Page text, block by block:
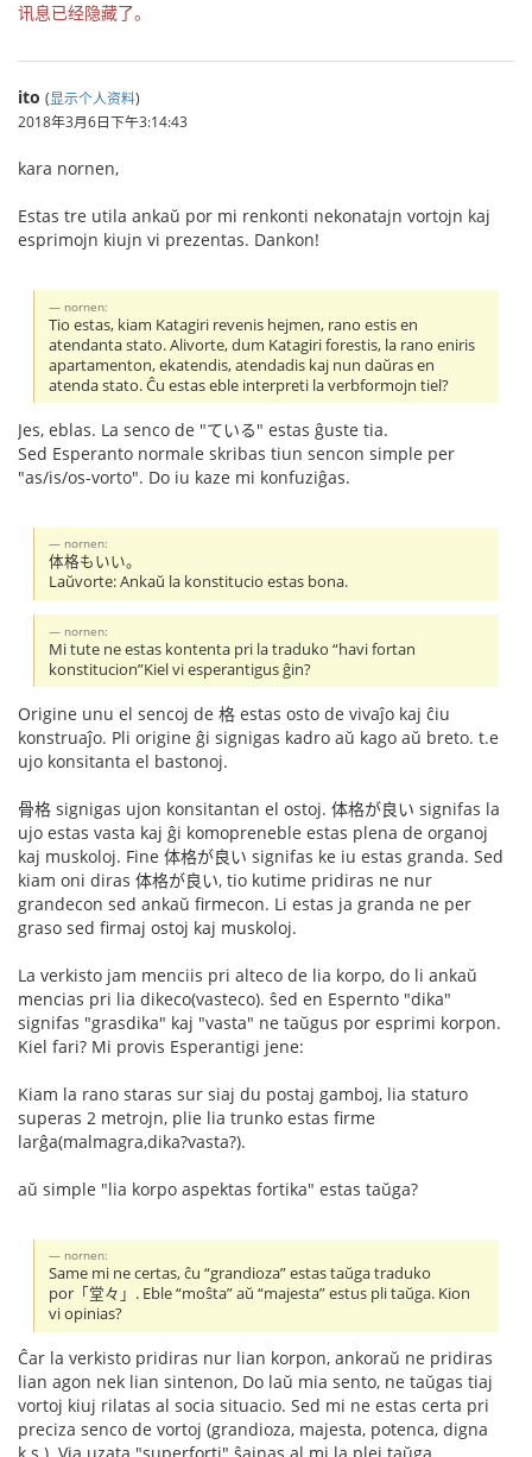
讯息已经隐藏了。
ito (显示个人资料)
2018年3月6日下午3:14:43
kara nornen,
Estas tre utila ankaŭ por mi renkonti nekonatajn vortojn kaj
esprimojn kiujn vi prezentas. Dankon!
nornen:
Tio estas, kiam Katagiri revenis hejmen, rano estis en
atendanta stato. Alivorte, dum Katagiri forestis, la rano eniris
apartamenton, ekatendis, atendadis kaj nun daŭras en
atenda stato. Ĉu estas eble interpreti la verbformojn tiel?
Jes, eblas. La senco de "ている" estas ĝuste tia.
Sed Esperanto normale skribas tiun sencon simple per
"as/is/os-vorto". Do iu kaze mi konfuziĝas.
nornen:
体格もいい。
Laŭvorte: Ankaŭ la konstitucio estas bona.
nornen:
Mi tute ne estas kontenta pri la traduko “havi fortan
konstitucion”Kiel vi esperantigus ĝin?
Origine unu el sencoj de 格 estas osto de vivaĵo kaj ĉiu
konstruaĵo. Pli origine ĝi signigas kadro aŭ kago aŭ breto. t.e
ujo konsitanta el bastonoj.
骨格 signigas ujon konsitantan el ostoj. 体格が良い signifas la
ujo estas vasta kaj ĝi komopreneble estas plena de organoj
kaj muskoloj. Fine 体格が良い signifas ke iu estas granda. Sed
kiam oni diras 体格が良い, tio kutime pridiras ne nur
grandecon sed ankaŭ firmecon. Li estas ja granda ne per
graso sed firmaj ostoj kaj muskoloj.
La verkisto jam menciis pri alteco de lia korpo, do li ankaŭ
mencias pri lia dikeco(vasteco). ŝed en Espernto "dika"
signifas "grasdika" kaj "vasta" ne taŭgus por esprimi korpon.
Kiel fari? Mi provis Esperantigi jene:
Kiam la rano staras sur siaj du postaj gamboj, lia staturo
superas 2 metrojn, plie lia trunko estas firme
larĝa(malmagra,dika?vasta?).
aŭ simple "lia korpo aspektas fortika" estas taŭga?
nornen:
Same mi ne certas, ĉu “grandioza” estas taŭga traduko
por「堂々」. Eble “moŝta” aŭ “majesta” estus pli taŭga. Kion
vi opinias?
Ĉar la verkisto pridiras nur lian korpon, ankoraŭ ne pridiras
lian agon nek lian sintenon, Do laŭ mia sento, ne taŭgas tiaj
vortoj kiuj rilatas al socia situacio. Sed mi ne estas certa pri
preciza senco de vortoj (grandioza, majesta, potenca, digna